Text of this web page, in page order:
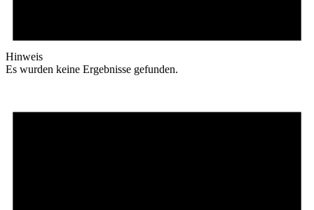
Hinweis
Es wurden keine Ergebnisse gefunden.